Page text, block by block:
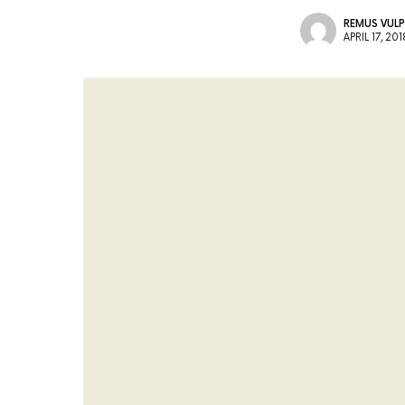
REMUS
APRIL 17,